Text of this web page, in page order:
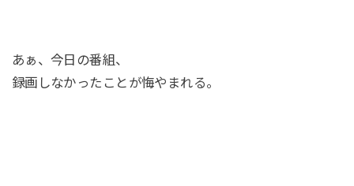
あぁ、今日の番組、
録画しなかったことが悔やまれる。